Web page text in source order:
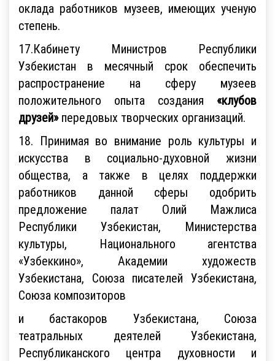
оклада работников музеев, имеющих ученую
степень.
17.Кабинету Министров Республики
Узбекистан в месячный срок обеспечить
распространение на сферу музеев
положительного опыта создания «клубов
друзей» передовых творческих организаций.
18. Принимая во внимание роль культуры и
искусства в социально-духовной жизни
общества, а также в целях поддержки
работников данной сферы одобрить
предложение палат Олий Мажлиса
Республики Узбекистан, Министерства
культуры, Национального агентства
«Узбеккино», Академии художеств
Узбекистана, Союза писателей Узбекистана,
Союза композиторов
и бастакоров Узбекистана, Союза
театральных деятелей Узбекистана,
Республиканского центра духовности и